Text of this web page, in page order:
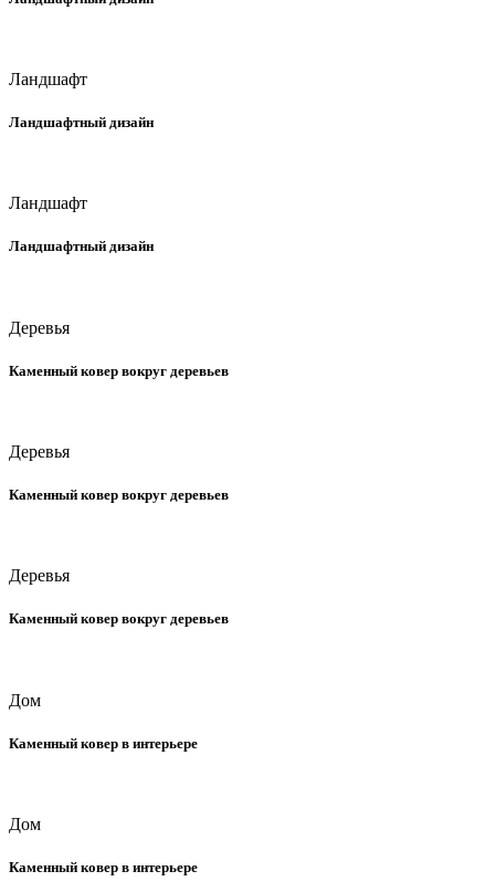
Ландшафт
Ландшафтный дизайн
Ландшафт
Ландшафтный дизайн
Деревья
Каменный ковер вокруг деревьев
Деревья
Каменный ковер вокруг деревьев
Деревья
Каменный ковер вокруг деревьев
Дом
Каменный ковер в интерьере
Дом
Каменный ковер в интерьере